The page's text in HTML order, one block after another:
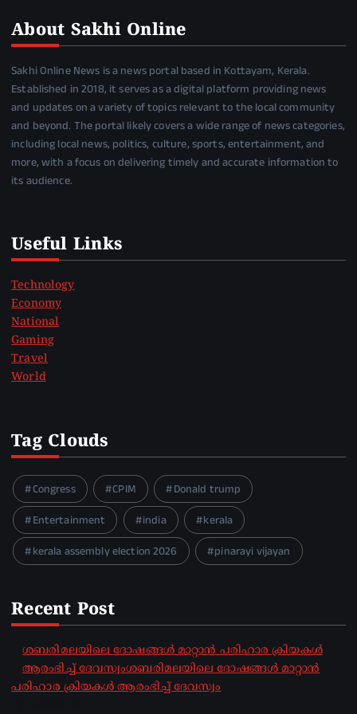
About Sakhi Online
Sakhi Online News is a news portal based in Kottayam, Kerala.
Established in 2018, it serves as a digital platform providing news
and updates on a variety of topics relevant to the local community
and beyond. The portal likely covers a wide range of news categories,
including local news, politics, culture, sports, entertainment, and
more, with a focus on delivering timely and accurate information to
its audience.
Useful Links
Technology
Economy
National
Gaming
Travel
World
Tag Clouds
Congress CPIM
Donald trump
Entertainment
india
kerala
kerala assembly election 2026
pinarayi vijayan
Recent Post
ശബരിമലയിലെ ദോഷങ്ങൾ മാറ്റാൻ പരിഹാര ക്രിയകൾ
ആരംഭിച്ച് ദേവസ്വംശബരിമലയിലെ ദോഷങ്ങൾ മാറ്റാൻ
പരിഹാര ക്രിയകൾ ആരംഭിച്ച് ദേവസ്വം